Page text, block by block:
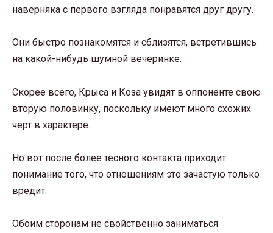
наверняка с первого взгляда понравятся друг другу.
Они быстро познакомятся и сблизятся, встретившись
на какой-нибудь шумной вечеринке.
Скорее всего, Крыса и Коза увидят в оппоненте свою
вторую половинку, поскольку имеют много схожих
черт в характере.
Но вот после более тесного контакта приходит
понимание того, что отношениям это зачастую только
вредит.
Обоим сторонам не свойственно заниматься